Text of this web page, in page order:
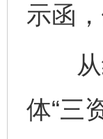
示函
从纪
体“三